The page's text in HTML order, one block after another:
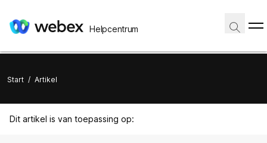
Helpcentrum
Start / Artikel
Dit artikel is van toepassing op: